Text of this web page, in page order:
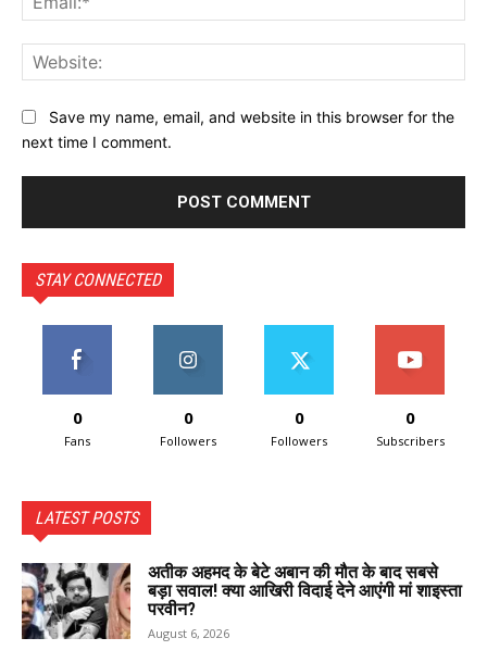
Save my name, email, and website in this browser for the
next time I comment.
STAY CONNECTED
0
Fans
0
Followers
0
Followers
0
Subscribers
LATEST POSTS
अतीक अहमद के बेटे अबान की मौत के बाद सबसे
बड़ा सवाल! क्या आखिरी विदाई देने आएंगी मां शाइस्ता
परवीन?
August 6, 2026